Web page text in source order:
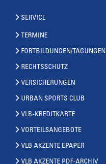
SERVICE
TERMINE
FORTBILDUNGEN/TAGUNGEN
RECHTSSCHUTZ
VERSICHERUNGEN
URBAN SPORTS CLUB
VLB-KREDITKARTE
VORTEILSANGEBOTE
VLB AKZENTE EPAPER
VLB AKZENTE PDF-ARCHIV